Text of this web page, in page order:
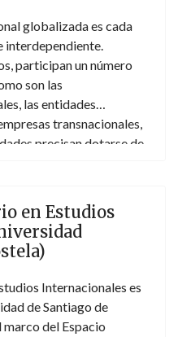
globalizada es cada
interdependiente.
participan un número
son las
las entidades
transnacionales,
precisan dotarse de
y liderazgo.
en Estudios
Internacionales es
de Santiago de
del Espacio